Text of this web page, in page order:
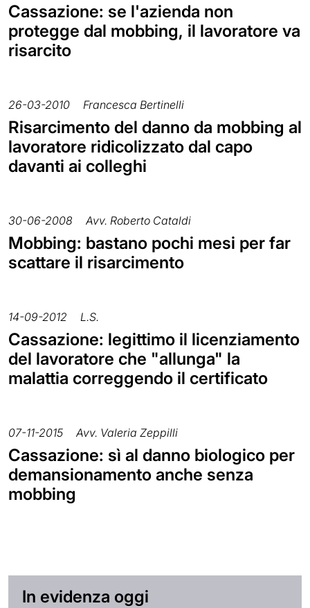
Cassazione: se l'azienda non
protegge dal mobbing, il lavoratore va
risarcito
26-03-2010 Francesca Bertinelli
Risarcimento del danno da mobbing al
lavoratore ridicolizzato dal capo
davanti ai colleghi
30-06-2008 Avv. Roberto Cataldi
Mobbing: bastano pochi mesi per far
scattare il risarcimento
14-09-2012 L.S.
Cassazione: legittimo il licenziamento
del lavoratore che "allunga" la
malattia correggendo il certificato
07-11-2015 Avv. Valeria Zeppilli
Cassazione: sì al danno biologico per
demansionamento anche senza
mobbing
In evidenza oggi